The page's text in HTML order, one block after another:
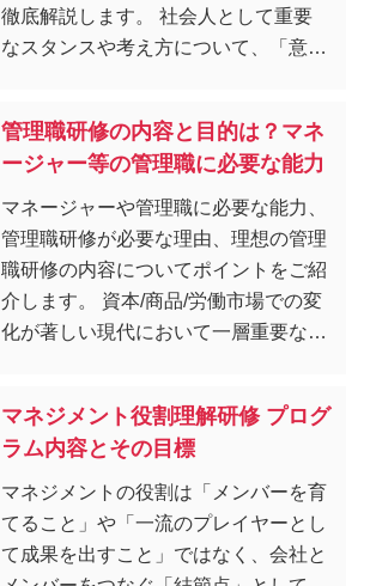
徹底解説します。 社会人として重要
なスタンスや考え方について、「意識
管理職研修の内容と目的は？マネ
ージャー等の管理職に必要な能力
マネージャーや管理職に必要な能力、
管理職研修が必要な理由、理想の管理
職研修の内容についてポイントをご紹
介します。 資本/商品/労働市場での変
化が著しい現代において一層重要なの
マネジメント役割理解研修 プログ
ラム内容とその目標
マネジメントの役割は「メンバーを育
てること」や「一流のプレイヤーとし
て成果を出すこと」ではなく、会社と